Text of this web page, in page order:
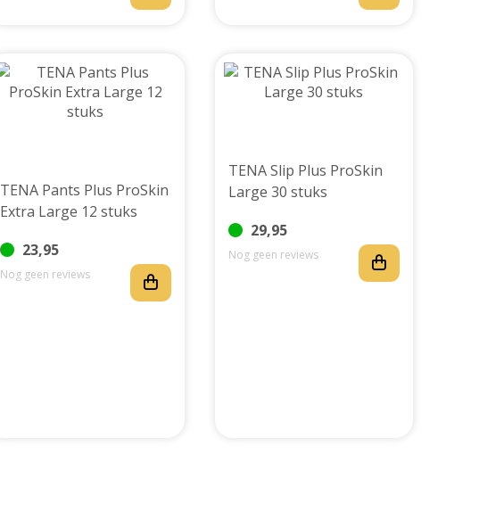
TENA Pants Plus ProSkin
Extra Large 12 stuks
23,95
Nog geen reviews
TENA Slip Plus ProSkin
Large 30 stuks
29,95
Nog geen reviews